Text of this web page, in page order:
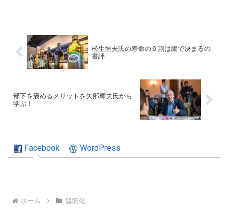
松生恒夫氏の寿命の９割は腸で決まるの
書評
部下を褒めるメリットを矢部輝夫氏から
学ぶ！
Facebook WordPress
ホーム 習慣化